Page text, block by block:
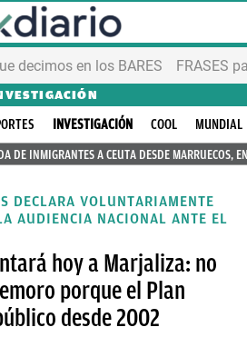
decimos en los BARES FRASES
INVESTIGACIÓN COOL
MUNDIAL
DE INMIGRANTES A CEUTA DESDE MARRUECOS,
DECLARA VOLUNTARIAMENTE
AUDIENCIA NACIONAL ANTE EL
hoy a Marjaliza: no
porque el Plan
desde 2002